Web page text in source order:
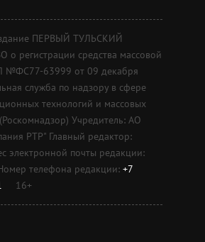
ПЕРВЫЙ ТУЛЬСКИЙ
регистрации средства массовой
№ФС77-63999 от 09 декабря
служба по надзору в сфере
технологий и массовых
Учредитель: АО
РТР" Главный редактор:
электронной почты редакции:
телефона редакции: +7
16+